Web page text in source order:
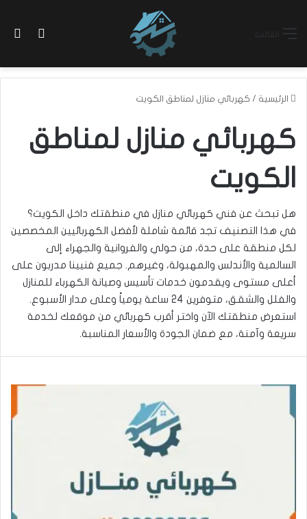
الوضع
الرئيسية / كهربائي منازل لمناطق الكويت
كهربائي منازل لمناطق
الكويت
هل تبحث عن فني كهربائي منازل في منطقتك داخل الكويت؟
في هذا التصنيف تجد قائمة شاملة لأفضل الكهربائيين المخصصين
لكل منطقة على حدة، من حولي والفروانية والجهراء إلى
السالمية والأندلس والمهبولة، وغيرهم. جميع فنيينا مدربون على
أعلى مستوى ويقدمون خدمات تأسيس وصيانة الكهرباء للمنازل
والفلل والشقق، متوفرين 24 ساعة يومياً وعلى مدار الأسبوع.
استعرض منطقتك الآن واختر أقرب كهربائي من موقعك لخدمة
سريعة وآمنة، مع ضمان الجودة والأسعار المناسبة.